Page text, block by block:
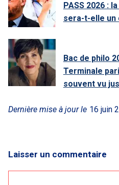
PASS 2026 :
sera-t-elle un
Bac de philo
Terminale
souvent vu
Dernière mise à jour le 16 juin
Laisser un commentaire